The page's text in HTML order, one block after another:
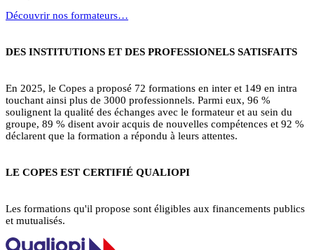
Découvrir nos formateurs…
DES INSTITUTIONS ET DES PROFESSIONELS SATISFAITS
En 2025, le Copes a proposé 72 formations en inter et 149 en intra
touchant ainsi plus de 3000 professionnels. Parmi eux, 96 %
soulignent la qualité des échanges avec le formateur et au sein du
groupe, 89 % disent avoir acquis de nouvelles compétences et 92 %
déclarent que la formation a répondu à leurs attentes.
LE COPES EST CERTIFIÉ QUALIOPI
Les formations qu'il propose sont éligibles aux financements publics
et mutualisés.